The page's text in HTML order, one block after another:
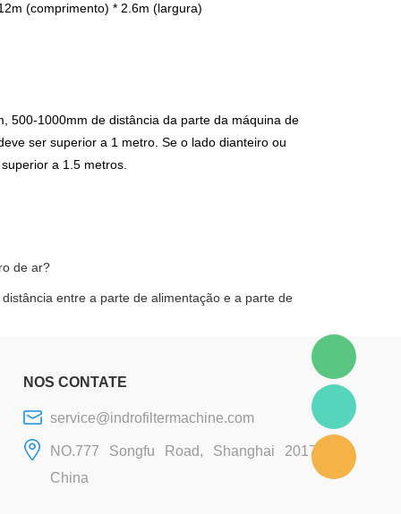
(comprimento) * 2.6m (largura)
500-1000mm de distância da parte da máquina de
ser superior a 1 metro. Se o lado dianteiro ou
a 1.5 metros.
de ar?
entre a parte de alimentação e a parte de
NOS CONTATE
service@indrofiltermachine.com
NO.777 Songfu Road, Shanghai 201706,
China